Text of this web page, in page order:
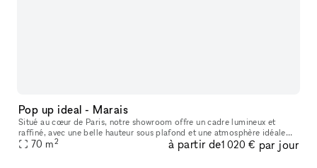
Pop up ideal - Marais
Situé au cœur de Paris, notre showroom offre un cadre lumineux et
raffiné, avec une belle hauteur sous plafond et une atmosphère idéale
pour accueillir des marques, des collections et des événements
70 m2 à partir de1 020 € par jour